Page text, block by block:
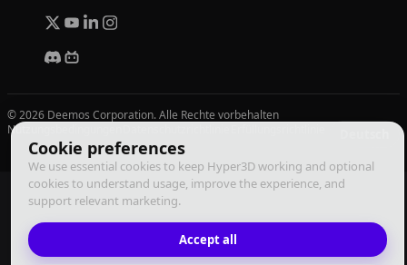
Cookie preferences
We use essential cookies to keep Hyper3D working and optional
cookies to understand usage, improve the experience, and
support relevant marketing.
Accept all
© 2026 Deemos Corporation. Alle Rechte vorbehalten
Nutzungsbedingungen